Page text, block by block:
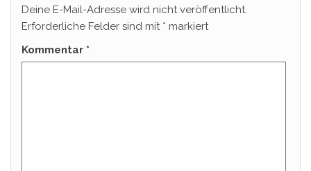
Deine E-Mail-Adresse wird nicht veröffentlicht.
Erforderliche Felder sind mit * markiert
Kommentar *